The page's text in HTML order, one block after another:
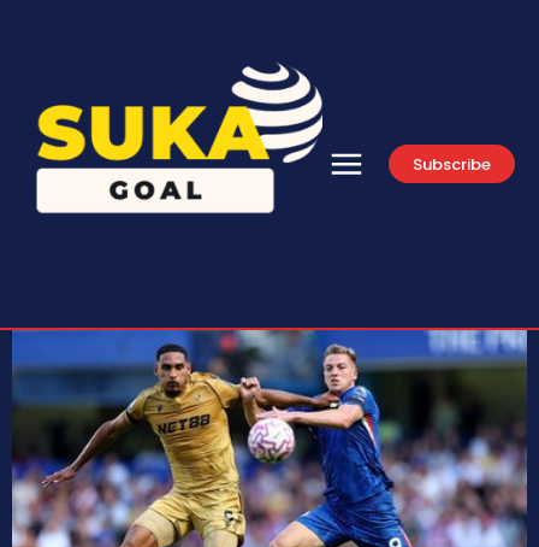
Subscribe